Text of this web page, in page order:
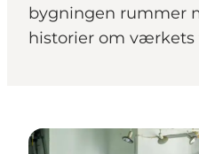
bygningen rummer
historier om værkets